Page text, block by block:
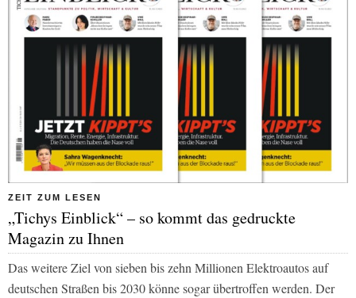
ZEIT ZUM LESEN
„Tichys Einblick“ – so kommt das gedruckte
Magazin zu Ihnen
Das weitere Ziel von sieben bis zehn Millionen Elektroautos auf
deutschen Straßen bis 2030 könne sogar übertroffen werden. Der